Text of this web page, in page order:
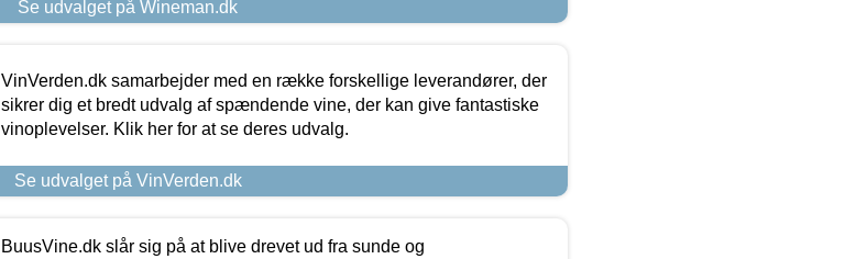
Se udvalget på Wineman.dk
VinVerden.dk samarbejder med en række forskellige leverandører, der
sikrer dig et bredt udvalg af spændende vine, der kan give fantastiske
vinoplevelser. Klik her for at se deres udvalg.
Se udvalget på VinVerden.dk
BuusVine.dk slår sig på at blive drevet ud fra sunde og